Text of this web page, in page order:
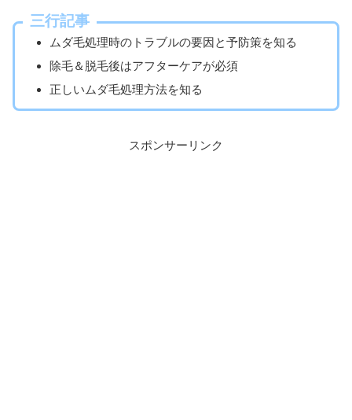
三行記事
ムダ毛処理時のトラブルの要因と予防策を知る
除毛＆脱毛後はアフターケアが必須
正しいムダ毛処理方法を知る
スポンサーリンク